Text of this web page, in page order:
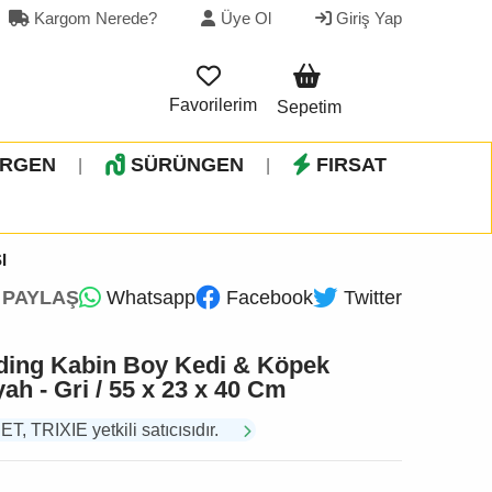
Kargom Nerede? Üye Ol Giriş Yap
Favorilerim Sepetim
SÜRÜNGEN FIRSAT
PAYLAŞ Whatsapp Facebook Twitter
Kabin Boy Kedi & Köpek
- Gri / 55 x 23 x 40 Cm
TRIXIE yetkili satıcısıdır.